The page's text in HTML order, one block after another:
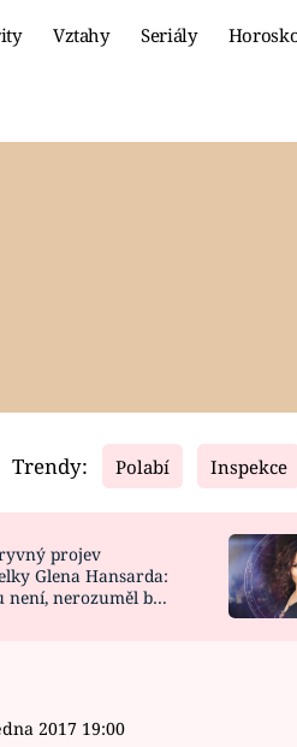
Vztahy Seriály
Video
Trendy: Polabí Inspekce
projev
Glena Hansarda:
není, nerozuměl by
2017 19:00